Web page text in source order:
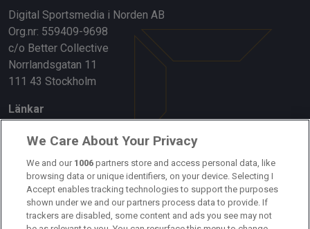
Digital Sportsmedia i Norden AB
Org.nr: 559409-9698
c/o Better Collective
Norrlandsgatan 11
111 43 Stockholm
Länkar
Om oss
Kontakta oss
Kundtjänst
Sponsor: Rekatochklart
We Care About Your Privacy
We and our 1006 partners store and access personal data, like
browsing data or unique identifiers, on your device. Selecting I
Accept enables tracking technologies to support the purposes
shown under we and our partners process data to provide. If
trackers are disabled, some content and ads you see may not